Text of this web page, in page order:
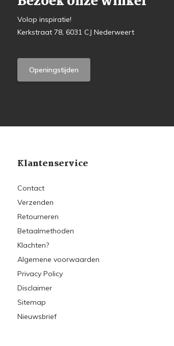
Volop inspiratie!
Kerkstraat 78, 6031 CJ Nederweert
Openingstijden
Klantenservice
Contact
Verzenden
Retourneren
Betaalmethoden
Klachten?
Algemene voorwaarden
Privacy Policy
Disclaimer
Sitemap
Nieuwsbrief